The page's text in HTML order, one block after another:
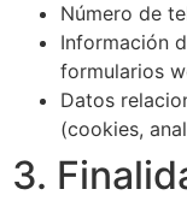
Número de
Información
formularios
Datos
(cookies,
3.